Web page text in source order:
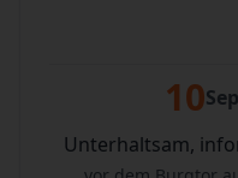
10
Unterhaltsam,